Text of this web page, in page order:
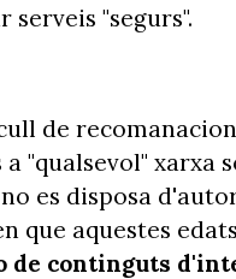
"segurs".
de
"qualsevol" xarxa
es disposa
que aquestes
de continguts